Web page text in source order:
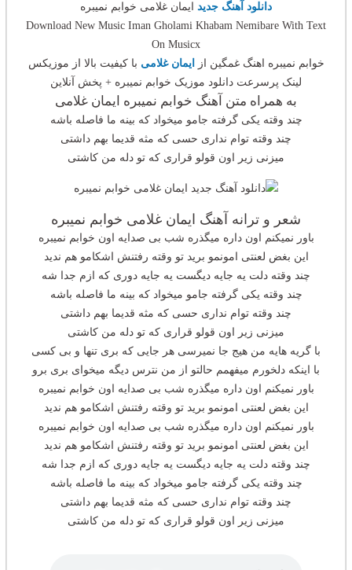
دانلود آهنگ جدیدایمان غلامی خوابم نمیبره
Download New Music Iman Gholami Khabam Nemibare With Text
On Musicx
خوابم نمیبره اهنگ غمگین از
ایمان غلامی با کیفیت بالا از موزیکس
لینک پرسرعت دانلود موزیک خوابم نمیبره + پخش آنلاین
به همراه متن آهنگ خوابم نمیبره ایمان غلامی
چند وقته یکی گرفته جامو میخواد که بینه ما فاصله باشه
چند وقته توام نداری حسی که مثه قدیما بهم داشتی
میزنی زیر اون قولو قراری که تو دله من کاشتی
شعر و ترانه آهنگ ایمان غلامی خوابم نمیبره
باور نمیکنم اون داره میگذره شب بی صدایه اون خوابم نمیبره
این بغض لعنتی امونمو برید تو وقته رفتنش اشکامو هم ندید
چند وقته دلت یه جایه دیگست یه جایه دوری که ازم جدا شه
چند وقته یکی گرفته جامو میخواد که بینه ما فاصله باشه
چند وقته توام نداری حسی که مثه قدیما بهم داشتی
میزنی زیر اون قولو قراری که تو دله من کاشتی
با گریه هایه من هیج جا نمیرسی هر جایی که بری تنها و بی کسی
با اینکه دلخورم میفهمم حالتو از من نترس دیگه میخوای بری برو
باور نمیکنم اون داره میگذره شب بی صدایه اون خوابم نمیبره
این بغض لعنتی امونمو برید تو وقته رفتنش اشکامو هم ندید
باور نمیکنم اون داره میگذره شب بی صدایه اون خوابم نمیبره
این بغض لعنتی امونمو برید تو وقته رفتنش اشکامو هم ندید
چند وقته دلت یه جایه دیگست یه جایه دوری که ازم جدا شه
چند وقته یکی گرفته جامو میخواد که بینه ما فاصله باشه
چند وقته توام نداری حسی که مثه قدیما بهم داشتی
میزنی زیر اون قولو قراری که تو دله من کاشتی